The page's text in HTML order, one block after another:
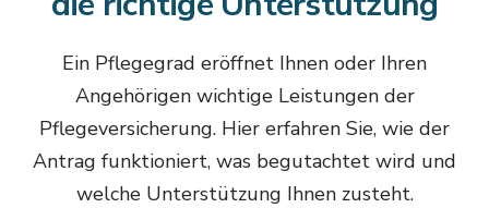
Ein Pflegegrad eröffnet Ihnen oder Ihren
Angehörigen wichtige Leistungen der
Pflegeversicherung. Hier erfahren Sie, wie der
Antrag funktioniert, was begutachtet wird und
welche Unterstützung Ihnen zusteht.